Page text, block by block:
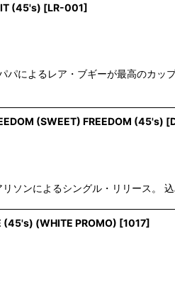
IT (45's) [LR-001]
によるレア・ブギーが最高のカ
(SWEET) FREEDOM (45's) [
ソンによるシングル・リリース。
(45's) (WHITE PROMO) [1017]